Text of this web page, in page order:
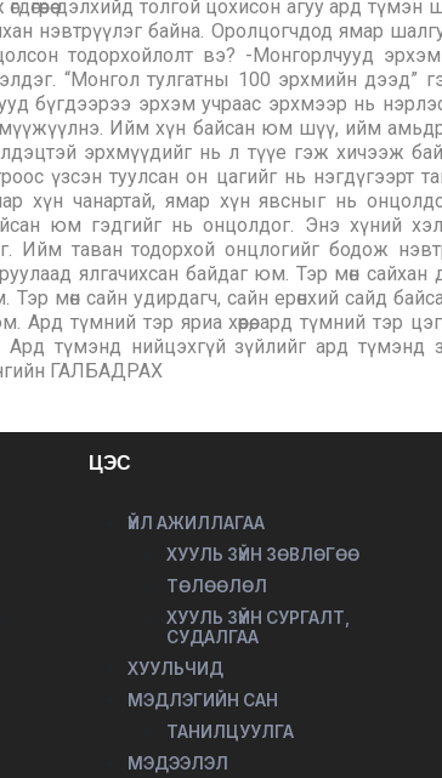
ЦЭС
ҮЙЛ АЖИЛЛАГАА
ХУУЛЬ ЗҮЙН ЗӨВЛӨГӨӨ
ТӨЛӨӨЛӨЛ
ХУУЛЬ ЗҮЙН СУРГАЛТ,
СУДАЛГАА
ХУУЛЬЧИД
МЭДЛЭГИЙН САН
ТАНИЛЦУУЛГА
МЭДЭЭЛЭЛ